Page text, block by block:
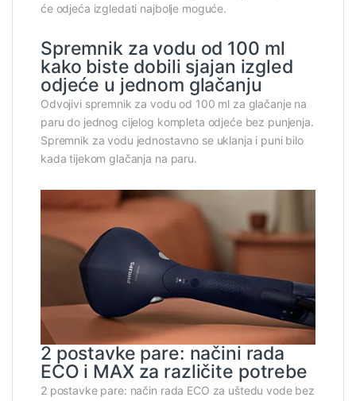
će odjeća izgledati najbolje moguće.
Spremnik za vodu od 100 ml
kako biste dobili sjajan izgled
odjeće u jednom glačanju
Odvojivi spremnik za vodu od 100 ml za glačanje na
paru do jednog cijelog kompleta odjeće bez punjenja.
Spremnik za vodu jednostavno se uklanja i puni bilo
kada tijekom glačanja na paru.
2 postavke pare: načini rada
ECO i MAX za različite potrebe
2 postavke pare: način rada ECO za uštedu vode bez